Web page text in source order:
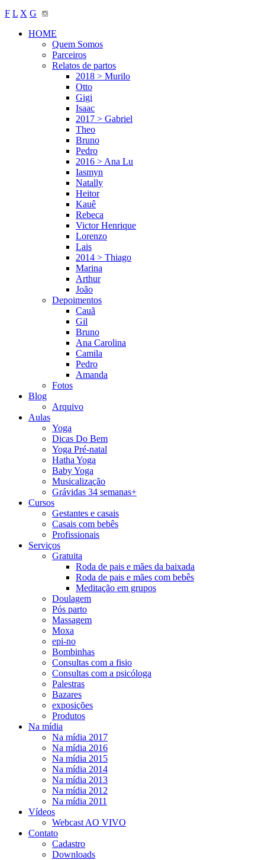
F L X G
HOME
Quem Somos
Parceiros
Relatos de partos
2018 > Murilo
Otto
Gigi
Isaac
2017 > Gabriel
Theo
Bruno
Pedro
2016 > Ana Lu
Iasmyn
Natally
Heitor
Kauê
Rebeca
Victor Henrique
Lorenzo
Lais
2014 > Thiago
Marina
Arthur
João
Depoimentos
Cauã
Gil
Bruno
Ana Carolina
Camila
Pedro
Amanda
Fotos
Blog
Arquivo
Aulas
Yoga
Dicas Do Bem
Yoga Pré-natal
Hatha Yoga
Baby Yoga
Musicalização
Grávidas 34 semanas+
Cursos
Gestantes e casais
Casais com bebês
Profissionais
Serviços
Gratuita
Roda de pais e mães da baixada
Roda de pais e mães com bebês
Meditação em grupos
Doulagem
Pós parto
Massagem
Moxa
epi-no
Bombinhas
Consultas com a fisio
Consultas com a psicóloga
Palestras
Bazares
exposições
Produtos
Na mídia
Na mídia 2017
Na mídia 2016
Na mídia 2015
Na mídia 2014
Na mídia 2013
Na mídia 2012
Na mídia 2011
Vídeos
Webcast AO VIVO
Contato
Cadastro
Downloads